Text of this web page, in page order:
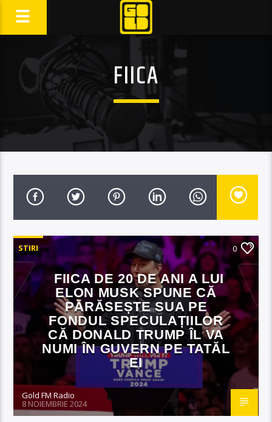
FIICA
STIRI 0
FIICA DE 20 DE ANI A LUI
ELON MUSK SPUNE CĂ
PĂRĂSEȘTE SUA PE
FONDUL SPECULAȚIILOR
CĂ DONALD TRUMP ÎL VA
NUMI ÎN GUVERN PE TATĂL
EI
Gold FM Radio
8 NOIEMBRIE 2024